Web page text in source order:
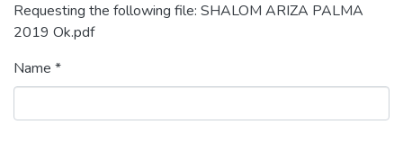
Requesting the following file: SHALOM ARIZA PALMA
2019 Ok.pdf
Name *